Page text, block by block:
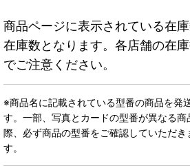
商品ページに表示されている在
在庫数となります。各店舗の在
でご注意ください。
※商品名に記載されている型番の商品を発
す。一部、写真とカードの型番が異なる
際、必ず商品の型番をご確認していただき
す。